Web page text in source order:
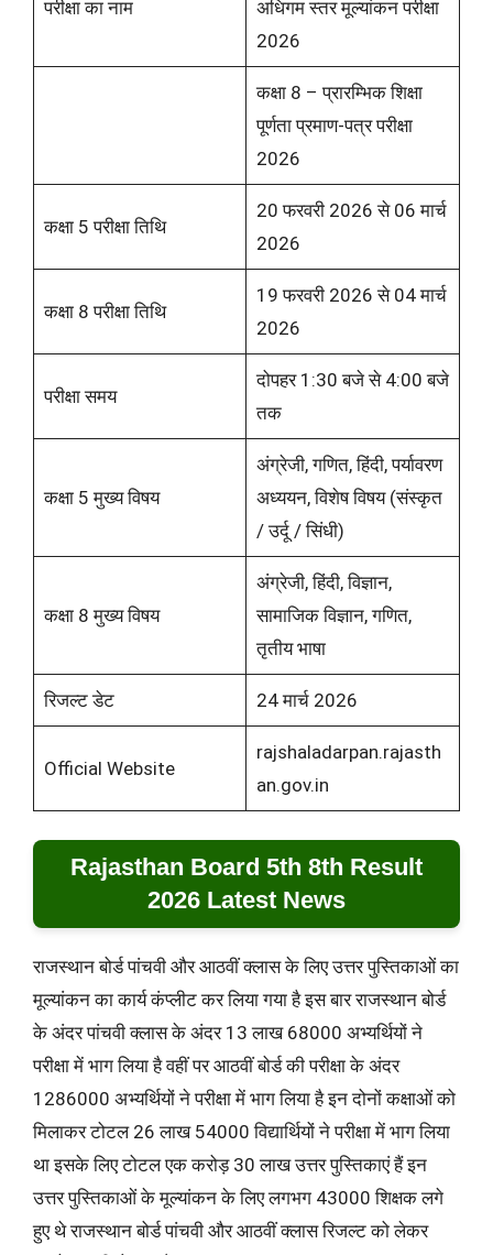
परीक्षा का नाम
अधिगम स्तर मूल्यांकन परीक्षा
2026
कक्षा 8 – प्रारम्भिक शिक्षा
पूर्णता प्रमाण-पत्र परीक्षा
2026
कक्षा 5 परीक्षा तिथि
20 फरवरी 2026 से 06 मार्च
2026
कक्षा 8 परीक्षा तिथि
19 फरवरी 2026 से 04 मार्च
2026
परीक्षा समय
दोपहर 1:30 बजे से 4:00 बजे
तक
कक्षा 5 मुख्य विषय
अंग्रेजी, गणित, हिंदी, पर्यावरण
अध्ययन, विशेष विषय (संस्कृत
/ उर्दू / सिंधी)
कक्षा 8 मुख्य विषय
अंग्रेजी, हिंदी, विज्ञान,
सामाजिक विज्ञान, गणित,
तृतीय भाषा
रिजल्ट डेट 24 मार्च 2026
Official Website
rajshaladarpan.rajasth
an.gov.in
Rajasthan Board 5th 8th Result
2026 Latest News
राजस्थान बोर्ड पांचवी और आठवीं क्लास के लिए उत्तर पुस्तिकाओं का
मूल्यांकन का कार्य कंप्लीट कर लिया गया है इस बार राजस्थान बोर्ड
के अंदर पांचवी क्लास के अंदर 13 लाख 68000 अभ्यर्थियों ने
परीक्षा में भाग लिया है वहीं पर आठवीं बोर्ड की परीक्षा के अंदर
1286000 अभ्यर्थियों ने परीक्षा में भाग लिया है इन दोनों कक्षाओं को
मिलाकर टोटल 26 लाख 54000 विद्यार्थियों ने परीक्षा में भाग लिया
था इसके लिए टोटल एक करोड़ 30 लाख उत्तर पुस्तिकाएं हैं इन
उत्तर पुस्तिकाओं के मूल्यांकन के लिए लगभग 43000 शिक्षक लगे
हुए थे राजस्थान बोर्ड पांचवी और आठवीं क्लास रिजल्ट को लेकर